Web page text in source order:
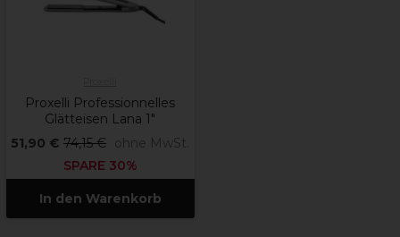
Proxelli Professionnelles
Glätteisen Lana 1"
51,90 € 74,15 € ohne MwSt.
SPARE 30%
In den Warenkorb